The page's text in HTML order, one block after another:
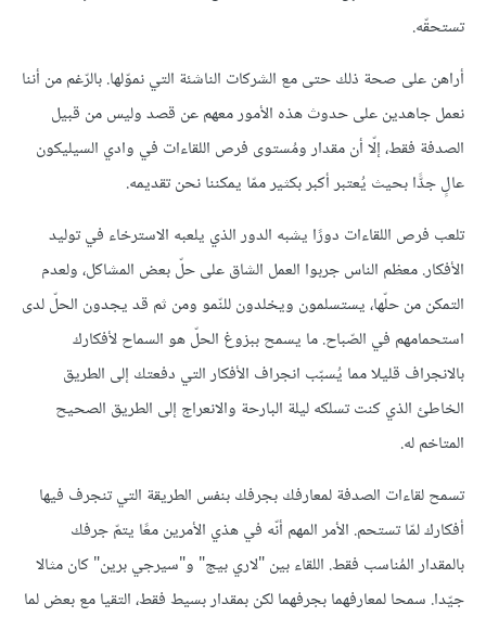
تستحقّه.
أراهن على صحة ذلك حتى مع الشركات الناشئة التي نموّلها. بالرّغم من أننا
نعمل جاهدين على حدوث هذه الأمور معهم عن قصد وليس من قبيل
الصدفة فقط، إلّا أن مقدار ومُستوى فرص اللقاءات في وادي السيليكون
عالٍ جدًّا بحيث يُعتبر أكبر بكثير ممّا يمكننا نحن تقديمه.
تلعب فرص اللقاءات دورًا يشبه الدور الذي يلعبه الاسترخاء في توليد
الأفكار. معظم الناس جربوا العمل الشاق على حلّ بعض المشاكل، ولعدم
التمكن من حلّها، يستسلمون ويخلدون للنّمو ومن ثم قد يجدون الحلّ لدى
استحمامهم في الصّباح. ما يسمح ببزوغ الحلّ هو السماح لأفكارك
بالانجراف قليلا مما يُسبّب انجراف الأفكار التي دفعتك إلى الطريق
الخاطئ الذي كنت تسلكه ليلة البارحة والانعراج إلى الطريق الصحيح
المتاخم له.
تسمح لقاءات الصدفة لمعارفك بجرفك بنفس الطريقة التي تنجرف فيها
أفكارك لمّا تستحم. الأمر المهم أنّه في هذي الأمرين معًا يتمّ جرفك
بالمقدار المُناسب فقط. اللقاء بين "لاري بيج" و"سيرجي برين" كان مثالا
جيّدا. سمحا لمعارفهما بجرفهما لكن بمقدار بسيط فقط، التقيا مع بعض لما